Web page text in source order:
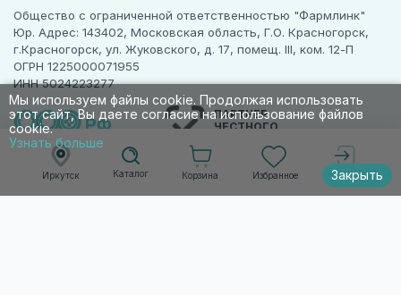
Иркутск Каталог Корзина Избранное Войти
Мы используем файлы cookie. Продолжая использовать
этот сайт, Вы даете согласие на использование файлов
cookie.
Узнать больше
Закрыть
Общество с ограниченной ответственностью "Фармлинк"
Юр. Адрес: 143402, Московская область, Г.О. Красногорск,
г.Красногорск, ул. Жуковского, д. 17, помещ. III, ком. 12-П
ОГРН 1225000071955
ИНН 5024223277
ПАРТНЕР
ЧЕСТНОГО